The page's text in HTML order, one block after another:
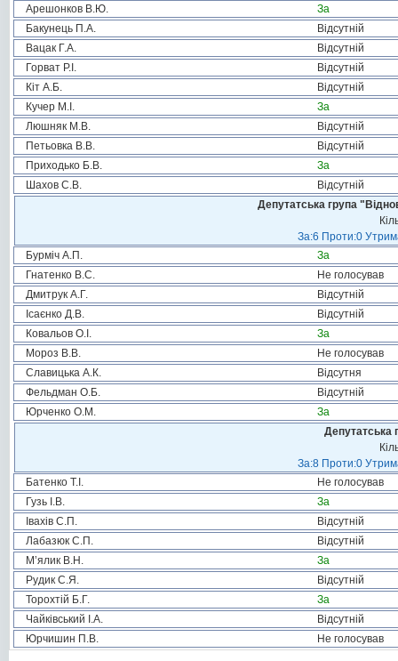
Арешонков В.Ю.
За
Бакунець П.А.
Відсутній
Вацак Г.А.
Відсутній
Горват Р.І.
Відсутній
Кіт А.Б.
Відсутній
Кучер М.І.
За
Люшняк М.В.
Відсутній
Петьовка В.В.
Відсутній
Приходько Б.В.
За
Шахов С.В.
Відсутній
Депутатська група
За:6 Проти:0
Бурміч А.П.
За
Гнатенко В.С.
Не голосував
Дмитрук А.Г.
Відсутній
Ісаєнко Д.В.
Відсутній
Ковальов О.І.
За
Мороз В.В.
Не голосував
Славицька А.К.
Відсутня
Фельдман О.Б.
Відсутній
Юрченко О.М.
За
Депутатська
За:8 Проти:0
Батенко Т.І.
Не голосував
Гузь І.В.
За
Івахів С.П.
Відсутній
Лабазюк С.П.
Відсутній
М’ялик В.Н.
За
Рудик С.Я.
Відсутній
Торохтій Б.Г.
За
Чайківський І.А.
Відсутній
Юрчишин П.В.
Не голосував